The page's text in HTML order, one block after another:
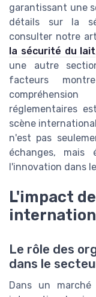
garantissant une
détails sur la
consulter notre
la sécurité du lait
une autre
facteurs
réglementaires
scène
n'est pas
échanges, mais
l'innovation dans
L'impact
Le rôle des
dans le
Dans un marché